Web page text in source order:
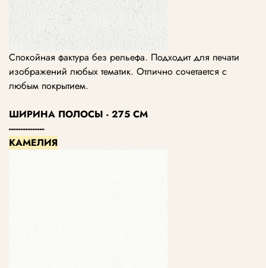
Спокойная фактура без рельефа. Подходит для печати
изображений любых тематик. Отлично сочетается с
любым покрытием.
ШИРИНА ПОЛОСЫ - 275 СМ
---------------
КАМЕЛИЯ